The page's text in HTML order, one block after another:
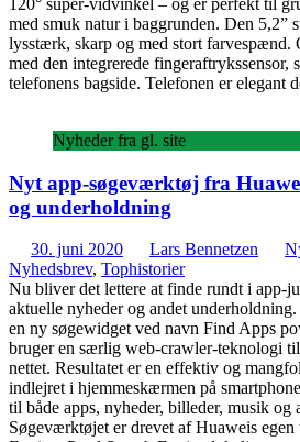
med smuk natur i baggrunden. Den 5,2”
lysstærk, skarp og med stort farvespænd.
med den integrerede fingeraftrykssensor,
telefonens bagside. Telefonen er elegant
Nyheder fra gl. site
Nyt app-søgeværktøj fra
og underholdning
30. juni 2020 Lars Bennetzen
Nyhedsbrev, Tophistorier
Nu bliver det lettere at finde rundt i app-
aktuelle nyheder og andet
en ny søgewidget ved navn Find Apps
bruger en særlig web-crawler-teknologi
nettet. Resultatet er en effektiv og
indlejret i hjemmeskærmen på
til både apps, nyheder, billeder, musik og
Søgeværktøjet er drevet af Huaweis egen